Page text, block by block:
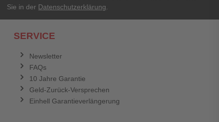
Sie in der Datenschutzerklärung.
SERVICE
Newsletter
FAQs
10 Jahre Garantie
Geld-Zurück-Versprechen
Einhell Garantieverlängerung